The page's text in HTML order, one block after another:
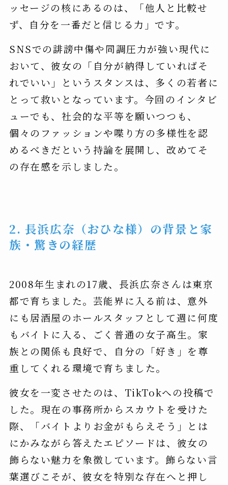
ッセージの核にあるのは、「他人と比較せ
ず、自分を一番だと信じる力」です。
SNSでの誹謗中傷や同調圧力が強い現代に
おいて、彼女の「自分が納得していればそ
れでいい」というスタンスは、多くの若者に
とって救いとなっています。今回のインタビ
ューでも、社会的な平等を願いつつも、
個々のファッションや喋り方の多様性を認
めるべきだという持論を展開し、改めてそ
の存在感を示しました。
2. 長浜広奈（おひな様）の背景と家
族・驚きの経歴
2008年生まれの17歳、長浜広奈さんは東京
都で育ちました。芸能界に入る前は、意外
にも居酒屋のホールスタッフとして週に何度
もバイトに入る、ごく普通の女子高生。家
族との関係も良好で、自分の「好き」を尊
重してくれる環境で育ちました。
彼女を一変させたのは、TikTokへの投稿で
した。現在の事務所からスカウトを受けた
際、「バイトよりお金がもらえそう」とは
にかみながら答えたエピソードは、彼女の
飾らない魅力を象徴しています。飾らない言
葉選びこそが、彼女を特別な存在へと押し